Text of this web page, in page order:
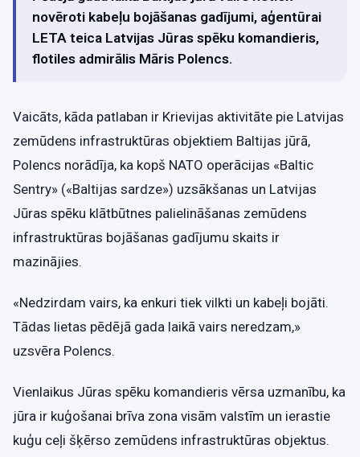
novēroti kabeļu bojāšanas gadījumi, aģentūrai
LETA teica Latvijas Jūras spēku komandieris,
flotiles admirālis Māris Polencs.
Vaicāts, kāda patlaban ir Krievijas aktivitāte pie Latvijas
zemūdens infrastruktūras objektiem Baltijas jūrā,
Polencs norādīja, ka kopš NATO operācijas «Baltic
Sentry» («Baltijas sardze») uzsākšanas un Latvijas
Jūras spēku klātbūtnes palielināšanas zemūdens
infrastruktūras bojāšanas gadījumu skaits ir
mazinājies.
«Nedzirdam vairs, ka enkuri tiek vilkti un kabeļi bojāti.
Tādas lietas pēdējā gada laikā vairs neredzam,»
uzsvēra Polencs.
Vienlaikus Jūras spēku komandieris vērsa uzmanību, ka
jūra ir kuģošanai brīva zona visām valstīm un ierastie
kuģu ceļi šķērso zemūdens infrastruktūras objektus.